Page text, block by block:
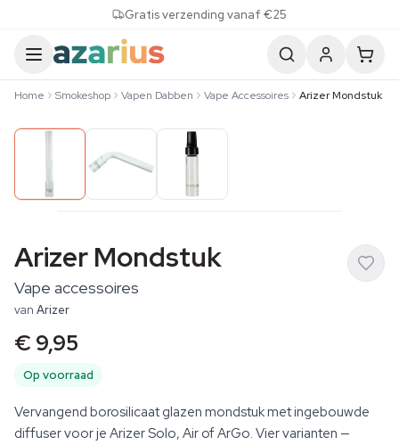
Gratis verzending vanaf €25
Home Smokeshop Vapen Dabben Vape Accessoires Arizer Mondstuk
Arizer Mondstuk
Vape accessoires
van Arizer
€ 9,95
Op voorraad
Vervangend borosilicaat glazen mondstuk met ingebouwde
diffuser voor je Arizer Solo, Air of ArGo. Vier varianten —